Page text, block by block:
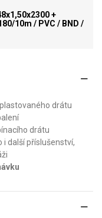
+
10m / PVC / BND /
drátu
drátu
i další příslušenství,